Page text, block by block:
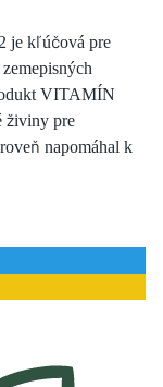
je kľúčová pre
VITAMÍN
živiny pre
napomáhal k